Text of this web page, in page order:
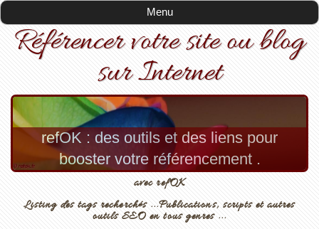
Menu
Référencer votre site ou blog
sur Internet
refOK : des outils et des liens pour
booster votre référencement .
avec refOK
Listing des tags recherchés ...Publications, scripts et autres
outils SEO en tous genres ...